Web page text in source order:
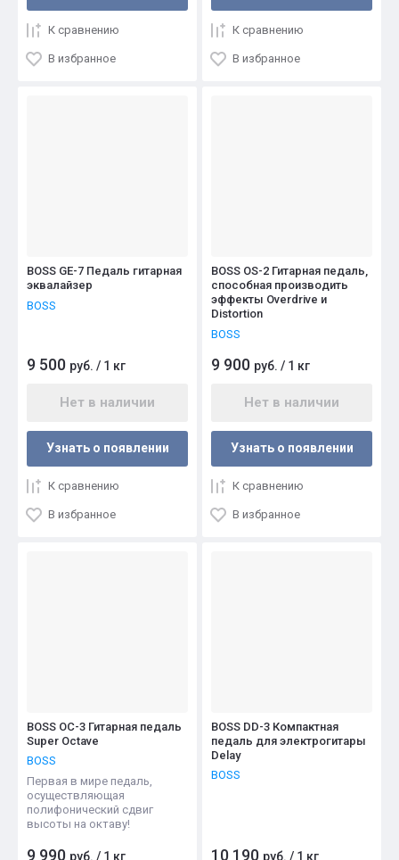
К сравнению
В избранное
К сравнению
В избранное
BOSS GE-7 Педаль гитарная
эквалайзер
BOSS
9 500 руб. / 1 кг
Нет в наличии
Узнать о появлении
К сравнению
В избранное
BOSS OS-2 Гитарная педаль,
способная производить
эффекты Overdrive и
Distortion
BOSS
9 900 руб. / 1 кг
Нет в наличии
Узнать о появлении
К сравнению
В избранное
BOSS OC-3 Гитарная педаль
Super Octave
BOSS
Первая в мире педаль,
осуществляющая
полифонический сдвиг
высоты на октаву!
9 990 руб. / 1 кг
BOSS DD-3 Компактная
педаль для электрогитары
Delay
BOSS
10 190 руб. / 1 кг